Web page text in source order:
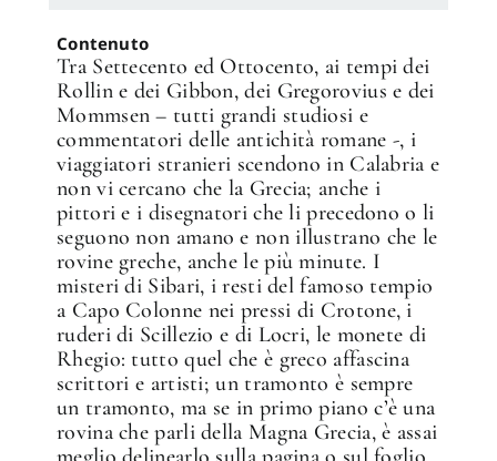
Contenuto
Tra Settecento ed Ottocento, ai tempi dei
Rollin e dei Gibbon, dei Gregorovius e dei
Mommsen – tutti grandi studiosi e
commentatori delle antichità romane -, i
viaggiatori stranieri scendono in Calabria e
non vi cercano che la Grecia; anche i
pittori e i disegnatori che li precedono o li
seguono non amano e non illustrano che le
rovine greche, anche le più minute. I
misteri di Sibari, i resti del famoso tempio
a Capo Colonne nei pressi di Crotone, i
ruderi di Scillezio e di Locri, le monete di
Rhegio: tutto quel che è greco affascina
scrittori e artisti; un tramonto è sempre
un tramonto, ma se in primo piano c’è una
rovina che parli della Magna Grecia, è assai